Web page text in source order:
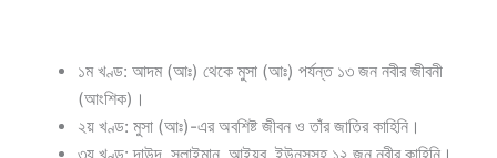
১ম খণ্ড: আদম (আঃ) থেকে মুসা (আঃ) পর্যন্ত ১৩ জন নবীর জীবনী
(আংশিক)।
২য় খণ্ড: মুসা (আঃ)-এর অবশিষ্ট জীবন ও তাঁর জাতির কাহিনি।
৩য় খণ্ড: দাউদ, সুলাইমান, আইয়ুব, ইউনুসসহ ১২ জন নবীর কাহিনি।